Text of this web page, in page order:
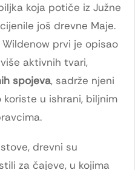
koja potiče iz Južne
još drevne Maje.
prvi je opisao
aktivnih tvari,
spojeva, sadrže njeni
u ishrani, biljnim
drevni su
za čajeve, u kojima